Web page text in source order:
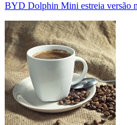
BYD Dolphin Mini estreia versão